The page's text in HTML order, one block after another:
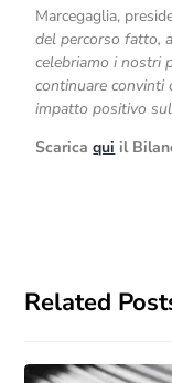
Marcegaglia,
del percorso fatto,
celebriamo i nostri
continuare convinti
impatto positivo
Scaricaqui il
Related